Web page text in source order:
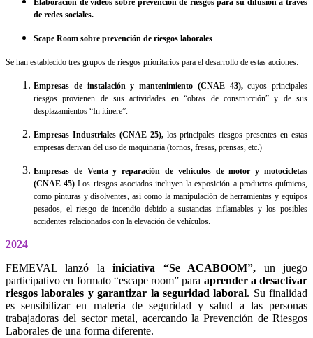
Elaboración de videos sobre prevención de riesgos para su difusión a través
de redes sociales.
Scape Room sobre prevención de riesgos laborales
Se han establecido tres grupos de riesgos prioritarios para el desarrollo de estas acciones:
Empresas de instalación y mantenimiento (CNAE 43),cuyos principales
riesgos provienen de sus actividades en “obras de construcción” y de sus
desplazamientos “In itinere”.
Empresas Industriales (CNAE 25), los principales riesgos presentes en estas
empresas derivan del uso de maquinaria (tornos, fresas, prensas, etc.)
Empresas de Venta y reparación de vehículos de motor y motocicletas
(CNAE 45)Los riesgos asociados incluyen la exposición a productos químicos,
como pinturas y disolventes, así como la manipulación de herramientas y equipos
pesados, el riesgo de incendio debido a sustancias inflamables y los posibles
accidentes relacionados con la elevación de vehículos.
2024
FEMEVAL lanzó lainiciativa “Se ACABOOM”, un juego
participativo en formato “escape room” para aprender a desactivar
riesgos laborales y garantizar la seguridad laboral. Su finalidad
es sensibilizar en materia de seguridad y salud a las personas
trabajadoras del sector metal, acercando la Prevención de Riesgos
Laborales de una forma diferente.